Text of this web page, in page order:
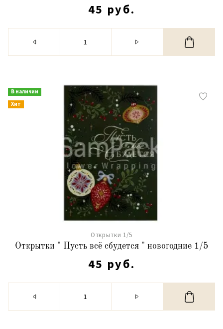
45 руб.
В наличии
Хит
Открытки 1/5
Открытки " Пусть всё сбудется " новогодние 1/5
45 руб.